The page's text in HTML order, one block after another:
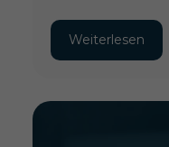
Weiterlesen